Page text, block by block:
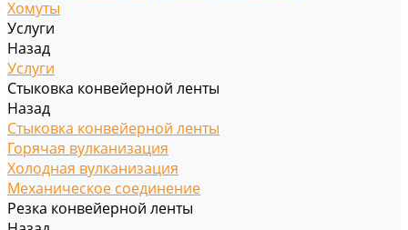
Хомуты
Услуги
Назад
Услуги
Стыковка конвейерной ленты
Назад
Стыковка конвейерной ленты
Горячая вулканизация
Холодная вулканизация
Механическое соединение
Резка конвейерной ленты